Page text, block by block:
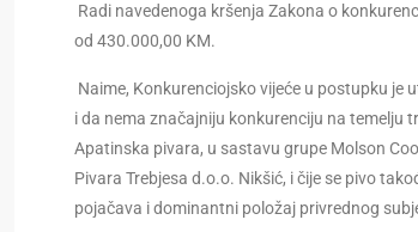
Radi navedenoga kršenja Zakona o
od 430.000,00 KM.
Naime, Konkurenciojsko vijeće u postupku
i da nema značajniju konkurenciju na temelju
Apatinska pivara, u sastavu grupe Molson
Pivara Trebjesa d.o.o. Nikšić, i čije se pivo
pojačava i dominantni položaj privrednog